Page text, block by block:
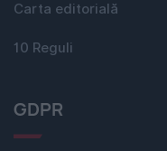
Carta editorială
10 Reguli
GDPR